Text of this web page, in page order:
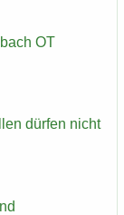
OT
dür­fen nicht